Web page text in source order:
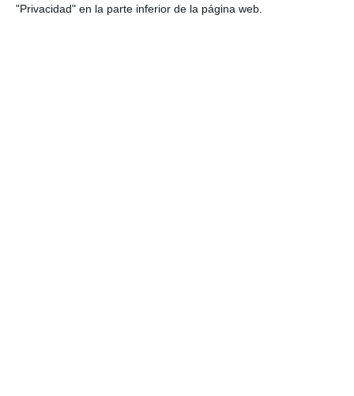
"Privacidad" en la parte inferior de la página web.
siendo una promesa